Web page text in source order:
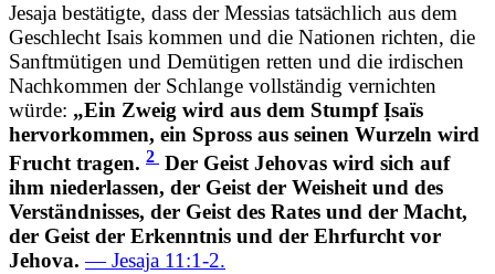
Jesaja bestätigte, dass der Messias tatsächlich aus dem
Geschlecht Isais kommen und die Nationen richten, die
Sanftmütigen und Demütigen retten und die irdischen
Nachkommen der Schlange vollständig vernichten
würde: „Ein Zweig wird aus dem Stumpf Ịsaïs
hervorkommen, ein Spross aus seinen Wurzeln wird
Frucht tragen. 2 Der Geist Jehovas wird sich auf
ihm niederlassen, der Geist der Weisheit und des
Verständnisses, der Geist des Rates und der Macht,
der Geist der Erkenntnis und der Ehrfurcht vor
Jehova.— Jesaja 11:1-2.